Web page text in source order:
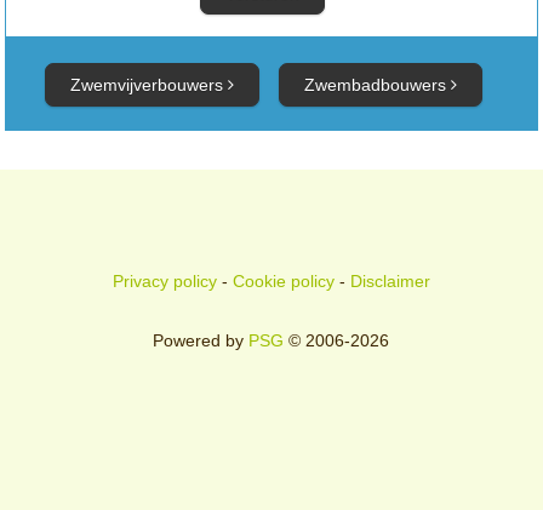
Zwemvijverbouwers Zwembadbouwers
Privacy policy- Cookie policy- Disclaimer
Powered by PSG © 2006-2026